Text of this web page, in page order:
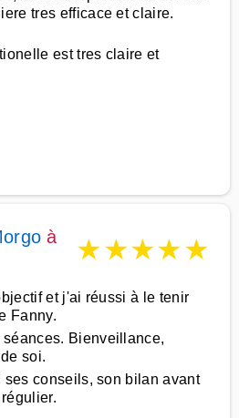
tres efficace et claire.
est tres claire et
à
★★★★★
et j'ai réussi à le tenir
Fanny.
Bienveillance,
soi.
ses conseils, son bilan avant